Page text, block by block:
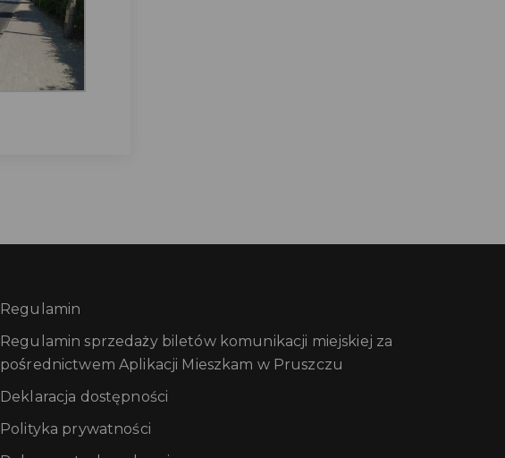
Regulamin
Regulamin sprzedaży biletów komunikacji miejskiej za
pośrednictwem Aplikacji Mieszkam w Pruszczu
Deklaracja dostępności
Polityka prywatności